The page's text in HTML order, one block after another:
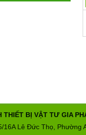
THIẾT BỊ VẬT TƯ GIA
Lê Đức Thọ, Phường